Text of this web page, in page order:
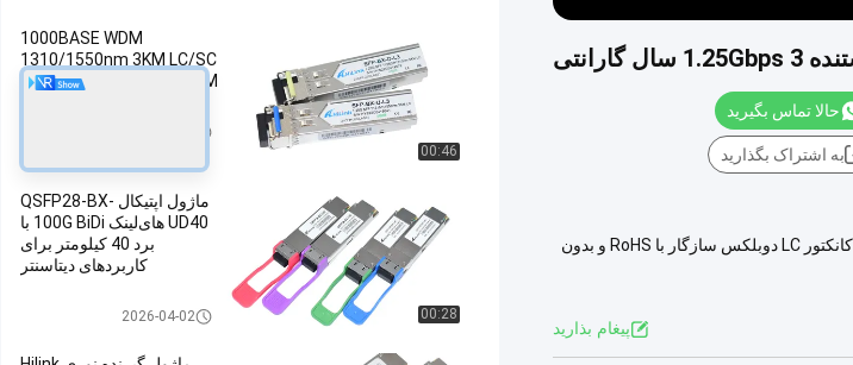
حالا تماس بگیرید
به اشتراک بگذارید
فرستنده 1.25 گیگابیت بر ثانیه ماژول SFP ماژول کاملاً جدید CWDM SFP 1530 نانومتر 40 کیلومتر امکانات: کانکتور LC دوبلکس سازگار با RoHS و بدون
پيغام بذاريد
00:46
1000BASE WDM
1310/1550nm 3KM LC/SC
BIDI SFP Transceiver DOM
00:28
ماژول اپتیکال QSFP28-BX-
UD40 های‌لینک 100G BiDi با
برد 40 کیلومتر برای
کاربردهای دیتاسنتر
ماژول فرستنده اپتیکال2026-04-02